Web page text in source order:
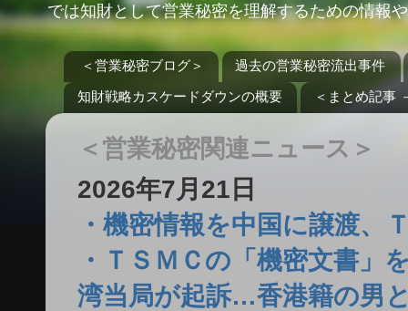
では知財として営業秘密を理解するための情報
＜営業秘密ブログ＞
過去の営業秘密流出事件
知財戦略カスケードダウンの概要
＜まとめ記事
＜営業秘密関連ニュース＞
2026年7月21日
・機密情報を中国に譲渡、
・ＴＳＭＣの「機密文書」
湾当局が起訴…香港籍の男